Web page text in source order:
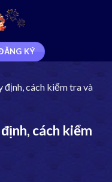
KÝ
định, cách kiểm tra và
cách kiểm